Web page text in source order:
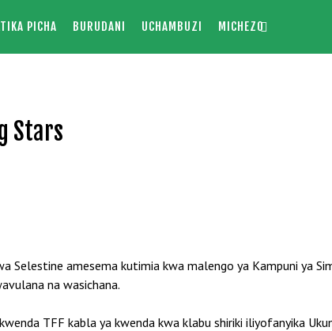
PICHA BURUDANI UCHAMBUZI MICHEZO
Stars
Selestine amesema kutimia kwa malengo ya Kampuni ya
na wasichana.
TFF kabla ya kwenda kwa klabu shiriki iliyofanyika